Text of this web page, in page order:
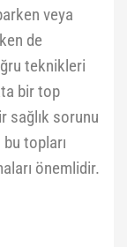
veya
de
teknikleri
bir top
sağlık sorunu
topları
önemlidir.